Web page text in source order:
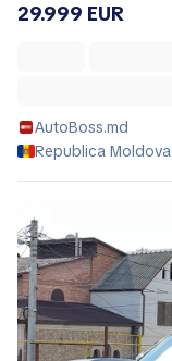
29.999 EUR
AutoBoss.md
Republica Moldova